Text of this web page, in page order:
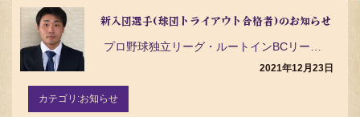
ナ
ー
シ
新入団選手(球団トライアウト合格者)のお知らせ
2021年12月23日
カテゴリ:お知らせ